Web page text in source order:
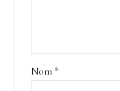
Nom *